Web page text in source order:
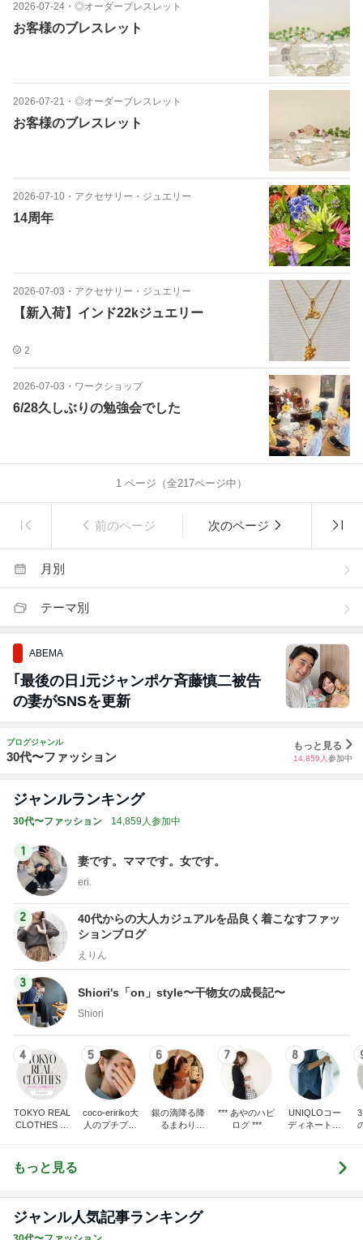
2026-07-24 ・ ◎オーダーブレスレット
お客様のブレスレット
2026-07-21 ・ ◎オーダーブレスレット
お客様のブレスレット
2026-07-10 ・ アクセサリー・ジュエリー
14周年
2026-07-03 ・ アクセサリー・ジュエリー
【新入荷】インド22kジュエリー
2
2026-07-03 ・ ワークショップ
6/28久しぶりの勉強会でした
1 ページ（全217ページ中）
前のページ 次のページ
月別
テーマ別
ABEMA
｢最後の日｣元ジャンポケ斉藤慎二被告
の妻がSNSを更新
ブログジャンル
30代〜ファッション
もっと見る
14,859 人 参加中
ジャンルランキング
30代〜ファッション 14,859人参加中
1
妻です。ママです。女です。
eri.
2
40代からの大人カジュアルを品良く着こなすファッ
ションブログ
えりん
3
Shiori's「on」style〜干物女の成長記〜
Shiori
4
TOKYO REAL
CLOTHES 大
5
coco-eririko大
人のプチプラ
6
銀の滴降る降
るまわり
7
*** あやのハピ
ログ ***
8
UNIQLOコー
ディネート日
もっと見る
ジャンル人気記事ランキング